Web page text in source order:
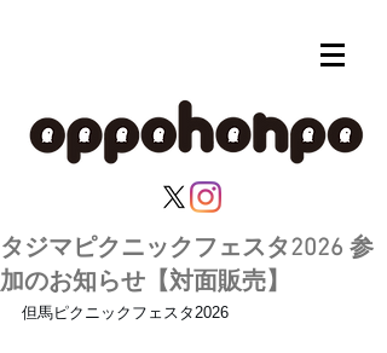
タジマピクニックフェスタ2026 参
加のお知らせ【対面販売】
但馬ピクニックフェスタ2026